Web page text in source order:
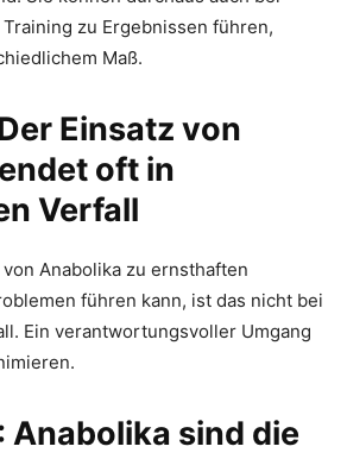
zu Ergebnissen führen,
Maß.
Einsatz von
oft in
Verfall
Anabolika zu ernsthaften
führen kann, ist das nicht bei
Ein verantwortungsvoller Umgang
Anabolika sind die